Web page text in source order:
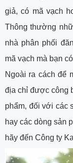
giả, có mã vạch
Thông thường
nhà phân phối
mã vạch mà bạn
Ngoài ra cách để
địa chỉ được công
phẩm, đối với các
hay các dòng sản
hãy đến Công ty